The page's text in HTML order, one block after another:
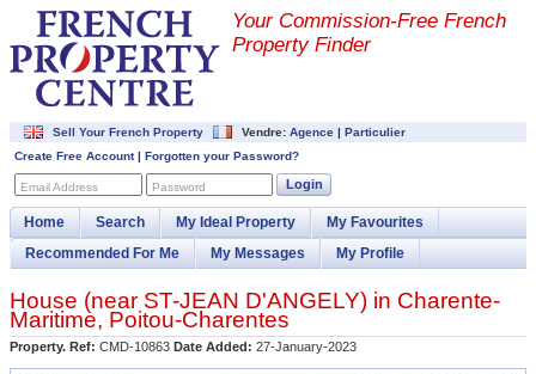
Your Commission-Free French
Property Finder
Sell Your French Property Vendre: Agence | Particulier
Create Free Account| Forgotten your Password?
Email Address Password Login
Home Search My Ideal Property
My Favourites
Recommended For Me
My Messages My Profile
House (near ST-JEAN D'ANGELY) in Charente-
Maritime, Poitou-Charentes
Property. Ref: CMD-10863 Date Added: 27-January-2023